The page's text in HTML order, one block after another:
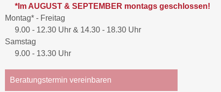
*Im AUGUST & SEPTEMBER montags geschlossen!
Montag* - Freitag
9.00 - 12.30 Uhr & 14.30 - 18.30 Uhr
Samstag
9.00 - 13.30 Uhr
Beratungstermin vereinbaren